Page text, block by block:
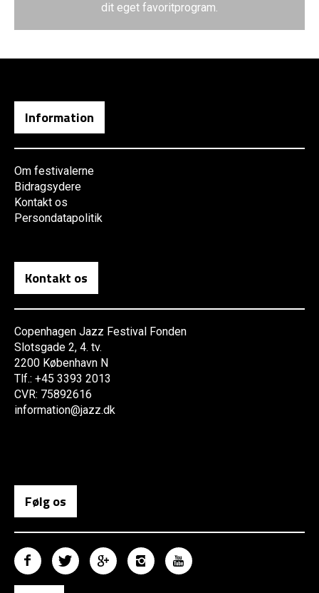
dit eget favoritprogram.
Information
Om festivalerne
Bidragsydere
Kontakt os
Persondatapolitik
Kontakt os
Copenhagen Jazz Festival Fonden
Slotsgade 2, 4. tv.
2200 København N
Tlf.: +45 3393 2013
CVR: 75892616
information@jazz.dk
Følg os